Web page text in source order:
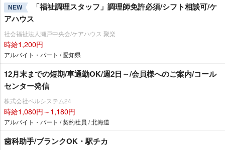
NEW
「福祉調理スタッフ」調理師免許必須/シフト相談可/ケ
アハウス
社会福祉法人瀬戸中央会/ケアハウス 聚楽
時給1,200円
アルバイト・パート / 愛知県
12月末までの短期/車通勤OK/週2日～/会員様へのご案内/コール
センター発信
株式会社ベルシステム24
時給1,080円～1,180円
アルバイト・パート / 契約社員 / 北海道
歯科助手/ブランクOK・駅チカ